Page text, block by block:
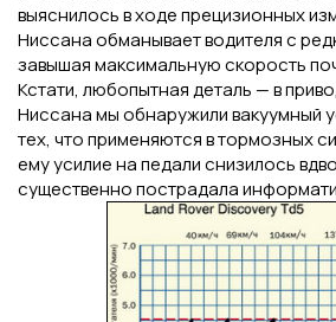
выяснилось в ходе прецизионных
Ниссана обманывает водителя с
завышая максимальную скорость
Кстати, любопытная деталь — в
Ниссана мы обнаружили вакуумный
тех, что применяются в тормозных
ему усилие на педали снизилось
существенно пострадала